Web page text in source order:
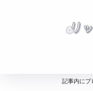
記事内にプ